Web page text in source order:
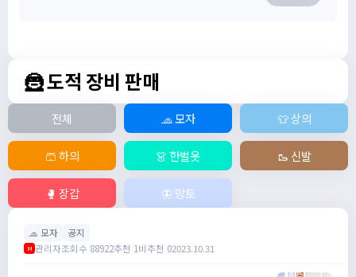
🦹 도적 장비 판매
전체 🧢 모자 👕 상의
🩳 하의 👗 한벌옷 🥾 신발
🥊 장갑 🦋 망토
🧢 모자 공지
M 관리자조회수 88922추천 1비추천 02023.10.31